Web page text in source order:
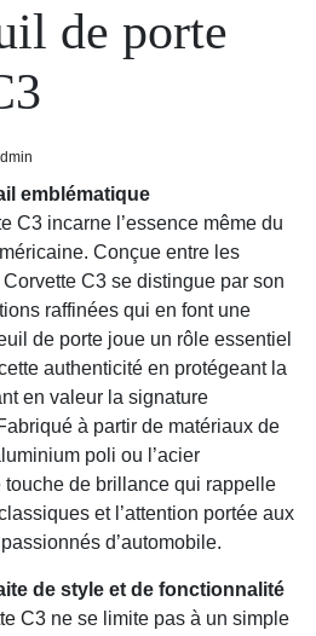
de porte
emblématique
C3 incarne l’essence même du
Conçue entre les
C3 se distingue par son
raffinées qui en font une
de porte joue un rôle essentiel
authenticité en protégeant la
en valeur la signature
à partir de matériaux de
poli ou l’acier
de brillance qui rappelle
et l’attention portée aux
d’automobile.
de style et de fonctionnalité
C3 ne se limite pas à un simple